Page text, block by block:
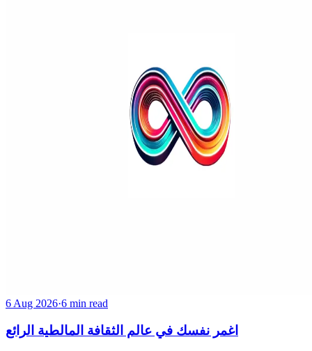
6 Aug 2026·6 min read
اغمر نفسك في عالم الثقافة المالطية الرائع